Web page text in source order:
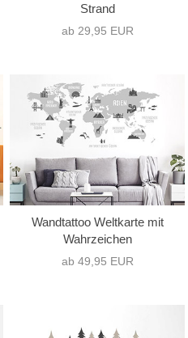
Strand
ab 29,95 EUR
Wandtattoo Weltkarte mit
Wahrzeichen
ab 49,95 EUR